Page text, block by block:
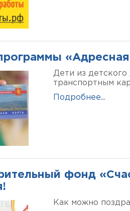
Дети из
транспортным
Подробнее...
фонд
Как можно